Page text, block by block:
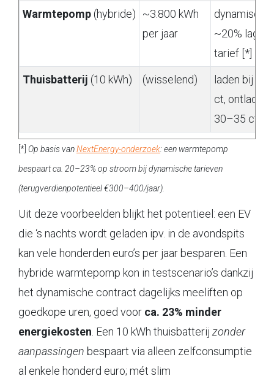
Warmtepomp (hybride)
~3.800 kWh
per jaar
dynamisch
~20% lager
tarief [*]
Thuisbatterij (10 kWh) (wisselend)
laden bij
ct, ontladen
30–35 ct
[*] Op basis vanNextEnergy-onderzoek: een warmtepomp
bespaart ca. 20–23% op stroom bij dynamische tarieven
(terugverdienpotentieel €300–400/jaar).
Uit deze voorbeelden blijkt het potentieel: een EV
die ‘s nachts wordt geladen ipv. in de avondspits
kan vele honderden euro’s per jaar besparen. Een
hybride warmtepomp kon in testscenario’s dankzij
het dynamische contract dagelijks meeliften op
goedkope uren, goed voor ca. 23% minder
energiekosten . Een 10 kWh thuisbatterij zonder
aanpassingen bespaart via alleen zelfconsumptie
al enkele honderd euro; mét slim